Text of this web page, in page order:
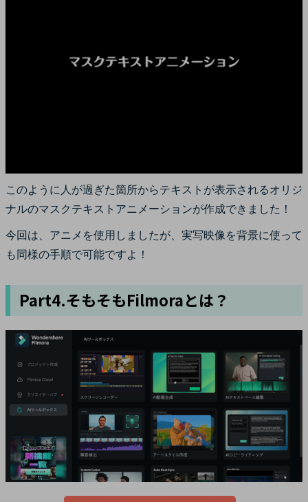
このように人が過ぎた箇所からテキストが表示されるオリジ
ナルのマスクテキストアニメーションが作成できました！
今回は、アニメを使用しましたが、実写映像を背景に使って
も同様の手順で可能ですよ！
Part4.そもそもFilmoraとは？